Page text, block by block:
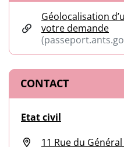
Géolocalisation
votre demande
CONTACT
Etat civil
11 Rue du